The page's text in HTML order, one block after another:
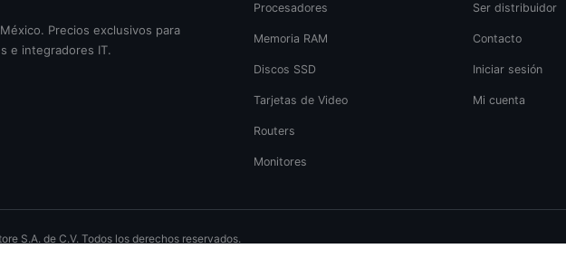
Precios exclusivos para
e integradores IT.
Procesadores
Memoria RAM
Discos SSD
Tarjetas de Video
Routers
Monitores
Ser distribuidor
Contacto
Iniciar sesión
Mi cuenta
S.A. de C.V. Todos los derechos reservados.